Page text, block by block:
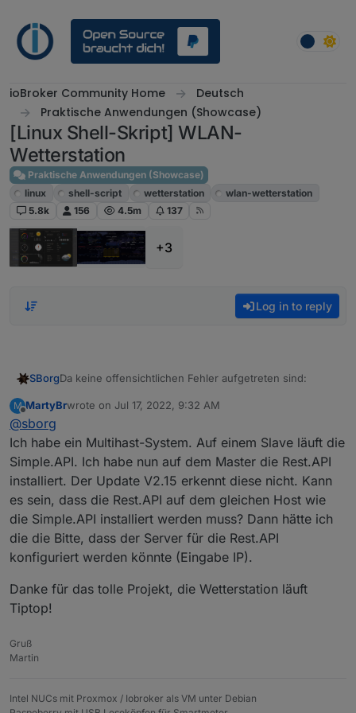
ioBroker Community Home
Deutsch
Praktische Anwendungen (Showcase)
[Linux Shell-Skript] WLAN-
Wetterstation
Praktische Anwendungen (Showcase)
linux
shell-script wetterstation
wlan-wetterstation
5.8k
156 4.5m 137
+3
Log in to reply
SBorgDa keine offensichtlichen Fehler aufgetreten sind:
Neues Release des Wetterstation WLAN-Skriptes auf
+ neuer DP "Meldungen"; für Status- und
Fehlermeldungen
+ Datenübertragung an
Wunderground.com
auch bei eigenem DNS-Server (Protokoll #9)
(@git-ZeR0)
+ Windrichtung und -geschwindigkeit der
letzten 10 Minuten (aktuell HP1000SE Pro)
+ ws_updater: anlegen neuer Datenpunkte
per Rest-API möglich
Wie immer zu finden imGitHub
Update-Routine von Vorgängerversion:
aktuellen WS-Updater nutzen (Download falls älter
als V2.12.1: wget -O ws_updater.sh
https://raw.githubusercontent.com/SBorg2
Wetterstation/master/ws_updater.sh)
beantworten
durchgeführt werden wenn man die
neuen Funktionen nutzen möchte oder einfach aktuell
(dies prüft der ws_updater) werden die ggf. neuen
M
Offline
MartyBrwrote on Jul 17, 2022, 9:32 AM
last edited by
@sborg
Ich habe ein Multihast-System. Auf einem Slave läuft die
Simple.API. Ich habe nun auf dem Master die Rest.API
installiert. Der Update V2.15 erkennt diese nicht. Kann
es sein, dass die Rest.API auf dem gleichen Host wie
die Simple.API installiert werden muss? Dann hätte ich
die die Bitte, dass der Server für die Rest.API
konfiguriert werden könnte (Eingabe IP).
Danke für das tolle Projekt, die Wetterstation läuft
Tiptop!
Gruß
Martin
Intel NUCs mit Proxmox / Iobroker als VM unter Debian